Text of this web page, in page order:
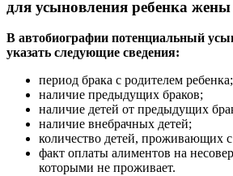
для усыновления ребенка жены
В автобиографии потенциальный
указать следующие сведения:
период брака с родителем ребенка;
наличие предыдущих браков;
наличие детей от предыдущих
наличие внебрачных детей;
количество детей, проживающих с
факт оплаты алиментов на
которыми не проживает.